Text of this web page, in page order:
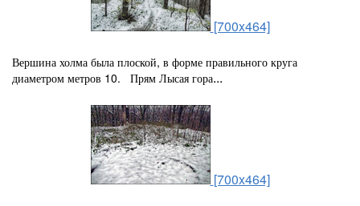
[700x464]
Вершина холма была плоской, в форме правильного круга
диаметром метров 10. Прям Лысая гора...
[700x464]